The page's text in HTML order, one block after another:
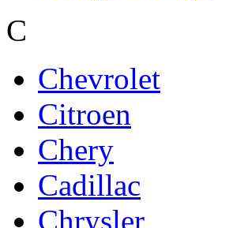
C
Chevrolet
Citroen
Chery
Cadillac
Chrysler